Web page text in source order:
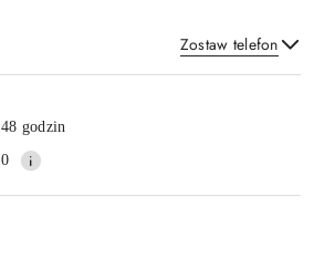
Zostaw telefon
48 godzin
0